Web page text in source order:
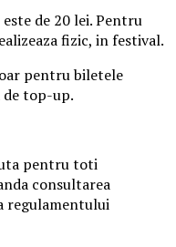
de 20 lei. Pentru
fizic, in festival.
pentru biletele
top-up.
pentru toti
consultarea
regulamentului